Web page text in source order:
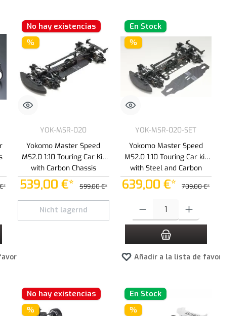
para aumentar o disminuir la cantidad.
la cantidad deseada o usa los botones para aumentar o disminuir la cantidad.
No hay existencias
%
YOK-MSR-020
Yokomo Master Speed
MS2.0 1:10 Touring Car Kit
with Carbon Chassis
539,00 €* 599,00 €*
Nicht lagernd
En Stock
%
YOK-MSR-020-SET
Yokomo Master Speed
MS2.0 1:10 Touring Car kit
with Steel and Carbon
Chassis
639,00 €* 709,00 €*
Añadir a la lista de favoritos
No hay existencias
%
En Stock
%